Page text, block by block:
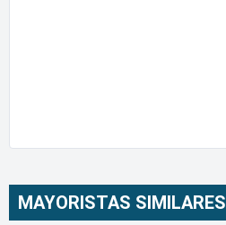
MAYORISTAS SIMILARES